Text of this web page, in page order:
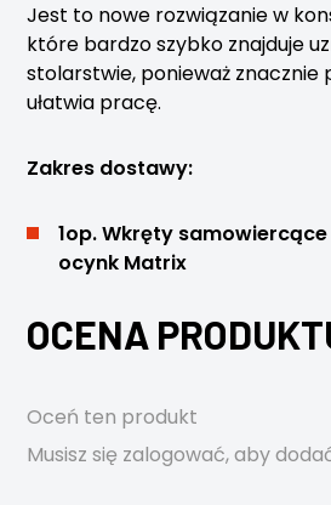
Jest to nowe rozwiązanie w
które bardzo szybko znajduje
stolarstwie, ponieważ znacznie
ułatwia pracę.
Zakres dostawy:
1op. Wkręty
ocynk Matrix
OCENA
Oceń ten produkt
Musisz się zalogować, aby